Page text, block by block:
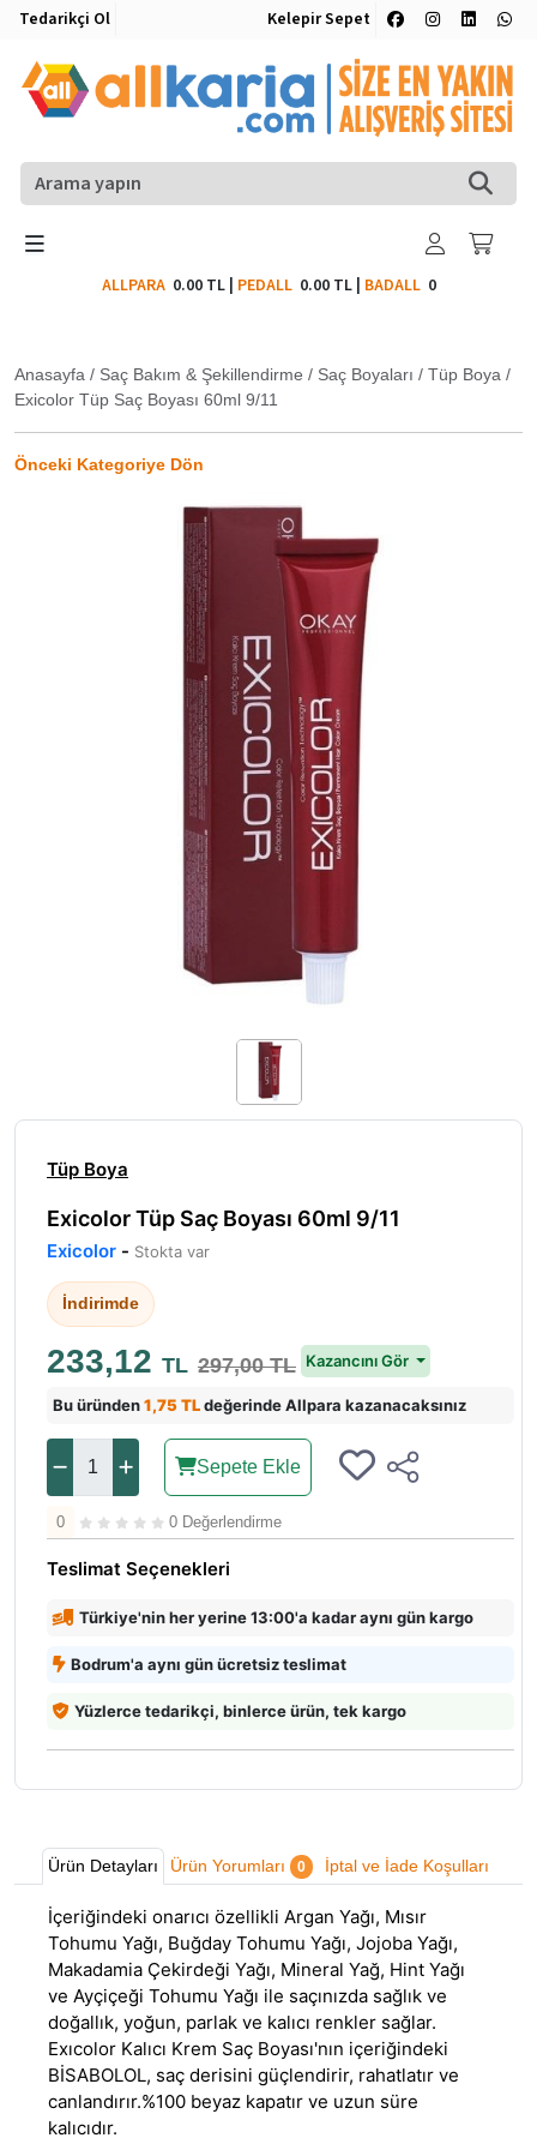
Tedarikçi Ol Kelepir Sepet
ALLPARA 0.00 TL| PEDALL 0.00 TL| BADALL0
Anasayfa / Saç Bakım & Şekillendirme / Saç Boyaları / Tüp Boya /
Exicolor Tüp Saç Boyası 60ml 9/11
Önceki Kategoriye Dön
Tüp Boya
Exicolor Tüp Saç Boyası 60ml 9/11
Exicolor - Stokta var
İndirimde
233,12 TL 297,00 TL Kazancını Gör
Bu üründen1,75 TLdeğerinde Allpara kazanacaksınız
Sepete Ekle
0 0 Değerlendirme
Teslimat Seçenekleri
Türkiye'nin her yerine 13:00'a kadar aynı gün kargo
Bodrum'a aynı gün ücretsiz teslimat
Yüzlerce tedarikçi, binlerce ürün, tek kargo
Ürün Detayları Ürün Yorumları 0 İptal ve İade Koşulları
İçeriğindeki onarıcı özellikli Argan Yağı, Mısır
Tohumu Yağı, Buğday Tohumu Yağı, Jojoba Yağı,
Makadamia Çekirdeği Yağı, Mineral Yağ, Hint Yağı
ve Ayçiçeği Tohumu Yağı ile saçınızda sağlık ve
doğallık, yoğun, parlak ve kalıcı renkler sağlar.
Exıcolor Kalıcı Krem Saç Boyası'nın içeriğindeki
BİSABOLOL, saç derisini güçlendirir, rahatlatır ve
canlandırır.%100 beyaz kapatır ve uzun süre
kalıcıdır.